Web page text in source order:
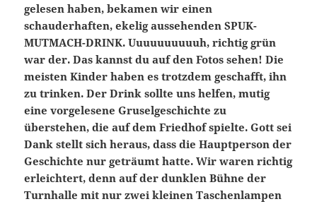
gelesen haben, bekamen wir einen
schauderhaften, ekelig aussehenden SPUK-
MUTMACH-DRINK. Uuuuuuuuuuh, richtig grün
war der. Das kannst du auf den Fotos sehen! Die
meisten Kinder haben es trotzdem geschafft, ihn
zu trinken. Der Drink sollte uns helfen, mutig
eine vorgelesene Gruselgeschichte zu
überstehen, die auf dem Friedhof spielte. Gott sei
Dank stellt sich heraus, dass die Hauptperson der
Geschichte nur geträumt hatte. Wir waren richtig
erleichtert, denn auf der dunklen Bühne der
Turnhalle mit nur zwei kleinen Taschenlampen